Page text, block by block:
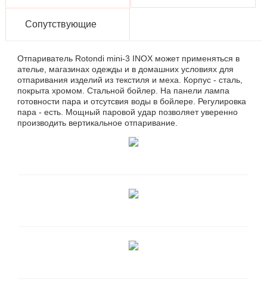
Сопутствующие
Отпариватель Rotondi mini-3 INOX может применяться в
ателье, магазинах одежды и в домашних условиях для
отпаривания изделий из текстиля и меха. Корпус - сталь,
покрыта хромом. Стальной бойлер. На панели лампа
готовности пара и отсутсвия воды в бойлере. Регулировка
пара - есть. Мощный паровой удар позволяет уверенно
производить вертикальное отпаривание.